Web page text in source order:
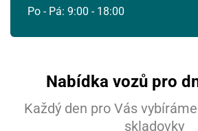
Po - Pá: 9:00 - 18:00
Nabídka vozů pro
Každý den pro Vás
skladovky